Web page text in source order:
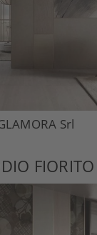
Srl
FIORITO